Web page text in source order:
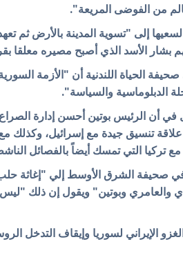
من الفوضى المريعة".
إلى "تسوية المدينة بالأرض ثم
الأسد الذي أصبح مصيره معلقا
الحياة اللندنية أن "الأزمة
الدبلوماسية والسياسة".
أن الرئيس بوتين أحسن إدارة
تنسيق جيدة مع إسرائيل، وكذلك
تركيا التي تمسك أيضاً بالفصائل
صحيفة الشرق الأوسط إلي "إغاثة
والعامري وبوتين" ويقول إن ذلك
الإيراني لسوريا وإيقاف التدخل